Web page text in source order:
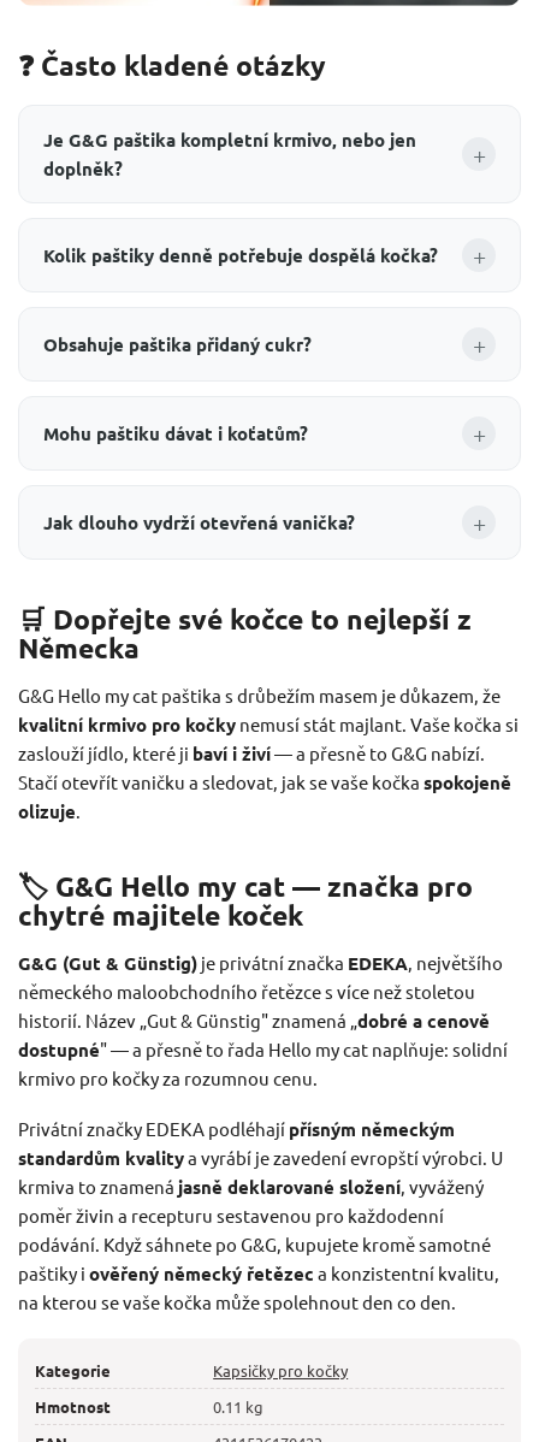
❓ Často kladené otázky
Je G&G paštika kompletní krmivo, nebo jen
doplněk?
+
Kolik paštiky denně potřebuje dospělá kočka? +
Obsahuje paštika přidaný cukr? +
Mohu paštiku dávat i koťatům? +
Jak dlouho vydrží otevřená vanička? +
🛒 Dopřejte své kočce to nejlepší z
Německa
G&G Hello my cat paštika s drůbežím masem je důkazem, že
kvalitní krmivo pro kočky nemusí stát majlant. Vaše kočka si
zaslouží jídlo, které ji baví i živí— a přesně to G&G nabízí.
Stačí otevřít vaničku a sledovat, jak se vaše kočka spokojeně
olizuje.
🏷️ G&G Hello my cat — značka pro
chytré majitele koček
G&G (Gut & Günstig) je privátní značka EDEKA , největšího
německého maloobchodního řetězce s více než stoletou
historií. Název „Gut & Günstig" znamená „ dobré a cenově
dostupné" — a přesně to řada Hello my cat naplňuje: solidní
krmivo pro kočky za rozumnou cenu.
Privátní značky EDEKA podléhají přísným německým
standardům kvalitya vyrábí je zavedení evropští výrobci. U
krmiva to znamená jasně deklarované složení , vyvážený
poměr živin a recepturu sestavenou pro každodenní
podávání. Když sáhnete po G&G, kupujete kromě samotné
paštiky i ověřený německý řetězec a konzistentní kvalitu,
na kterou se vaše kočka může spolehnout den co den.
Kategorie
Kapsičky pro kočky
Hmotnost
0.11 kg